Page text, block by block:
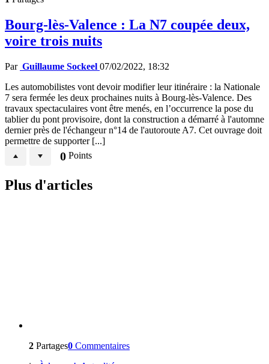
Bourg-lès-Valence : La N7 coupée deux,
voire trois nuits
Par Guillaume Sockeel 07/02/2022, 18:32
Les automobilistes vont devoir modifier leur itinéraire : la Nationale
7 sera fermée les deux prochaines nuits à Bourg-lès-Valence. Des
travaux spectaculaires vont être menés, en l’occurrence la pose du
tablier du pont provisoire, dont la construction a démarré à l'automne
dernier près de l'échangeur n°14 de l'autoroute A7. Cet ouvrage doit
permettre de supporter [...]
0 Points
Plus d'articles
2 Partages0 Commentaires